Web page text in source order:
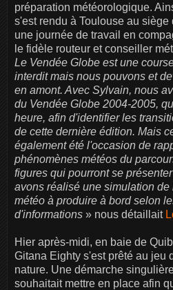
préparation météorologique.
s'est rendu à Toulouse au
une journée de travail en
le fidèle routeur et conseiller
Le Vendée Globe est une
interdit mais nous pouvons et
en amont. Avec Sylvain, nous
du Vendée Globe 2004-2005,
heure, afin d'identifier les
de cette dernière édition. Mais
également été l'occasion de
phénomènes météos du
figures qui pourront se
avons réalisé une simulation
météo à produire à bord selon
d'informations » nous détaillait
Hier après-midi, en baie de
Gitana Eighty s'est prêté au jeu
nature. Une démarche
souhaitait mettre en place afin